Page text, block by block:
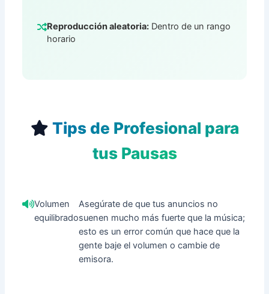
Reproducción aleatoria: Dentro de un rango
horario
Tips de Profesional para
tus Pausas
Volumen
equilibrado
Asegúrate de que tus anuncios no
suenen mucho más fuerte que la música;
esto es un error común que hace que la
gente baje el volumen o cambie de
emisora.